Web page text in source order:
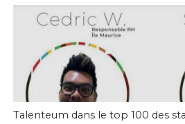
Talenteum dans le top 100 des